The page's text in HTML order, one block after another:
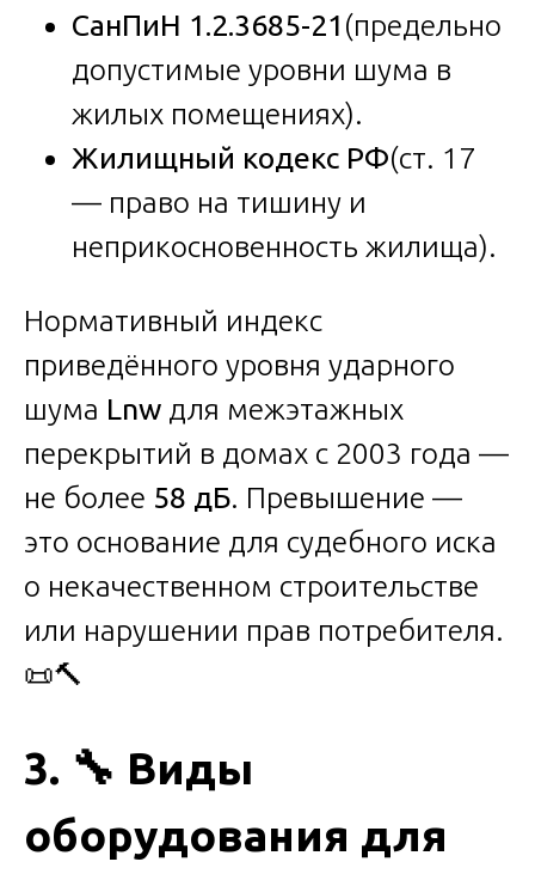
СанПиН 1.2.3685-21 (предельно
допустимые уровни шума в
жилых помещениях).
Жилищный кодекс РФ(ст. 17
— право на тишину и
неприкосновенность жилища).
Нормативный индекс
приведённого уровня ударного
шума Lnw для межэтажных
перекрытий в домах с 2003 года —
не более 58 дБ. Превышение —
это основание для судебного иска
о некачественном строительстве
или нарушении прав потребителя.
📜🔨
3. 🔧 Виды
оборудования для